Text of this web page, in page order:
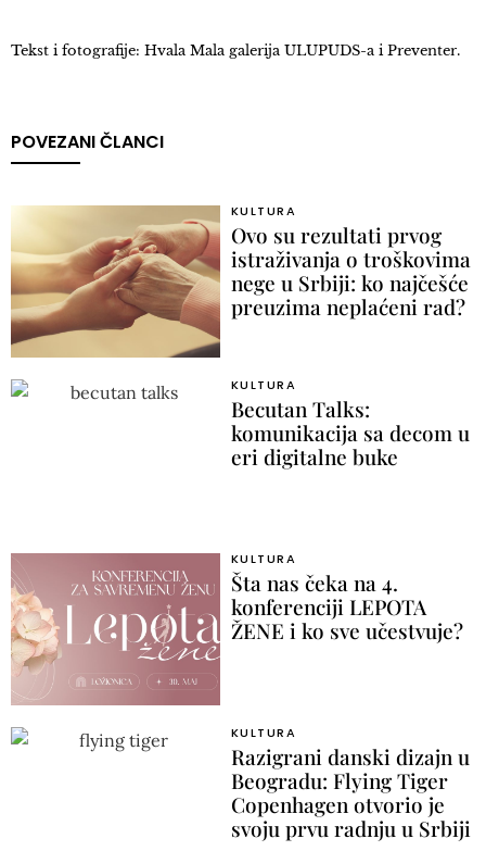
Tekst i fotografije: Hvala Mala galerija ULUPUDS-a i Preventer.
POVEZANI ČLANCI
KULTURA
Ovo su rezultati prvog
istraživanja o troškovima
nege u Srbiji: ko najčešće
preuzima neplaćeni rad?
KULTURA
Becutan Talks:
komunikacija sa decom u
eri digitalne buke
KULTURA
Šta nas čeka na 4.
konferenciji LEPOTA
ŽENE i ko sve učestvuje?
KULTURA
Razigrani danski dizajn u
Beogradu: Flying Tiger
Copenhagen otvorio je
svoju prvu radnju u Srbiji